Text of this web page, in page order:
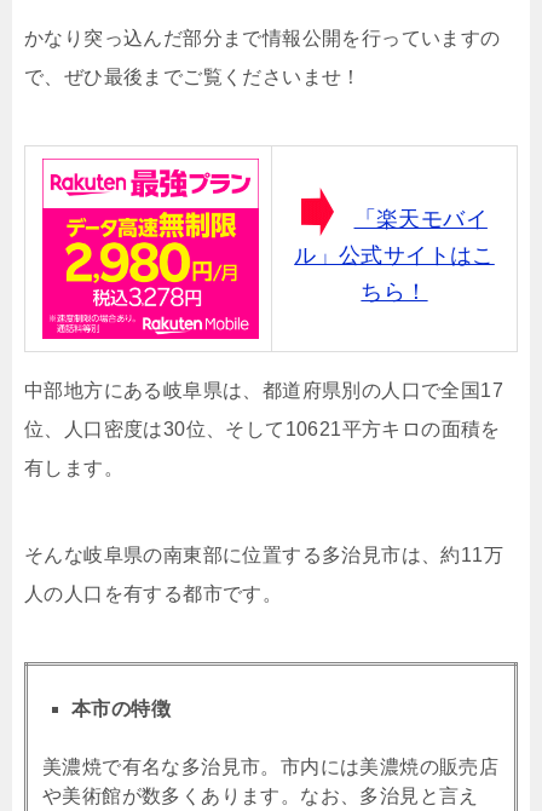
かなり突っ込んだ部分まで情報公開を行っていますの
で、ぜひ最後までご覧くださいませ！
「楽天モバイ
ル」公式サイトはこ
ちら！
中部地方にある岐阜県は、都道府県別の人口で全国17
位、人口密度は30位、そして10621平方キロの面積を
有します。
そんな岐阜県の南東部に位置する多治見市は、約11万
人の人口を有する都市です。
本市の特徴
美濃焼で有名な多治見市。市内には美濃焼の販売店
や美術館が数多くあります。なお、多治見と言え